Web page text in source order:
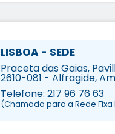
LISBOA - SEDE
Praceta das Gaias,
2610-081 - Alfragide,
Telefone: 217 96 76 63
(Chamada para a Rede Fixa